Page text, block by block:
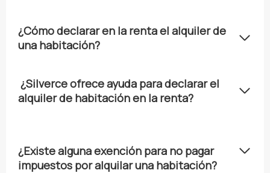
¿Cómo declarar en la renta el alquiler de
una habitación?
¿Silverce ofrece ayuda para declarar el
alquiler de habitación en la renta?
¿Existe alguna exención para no pagar
impuestos por alquilar una habitación?